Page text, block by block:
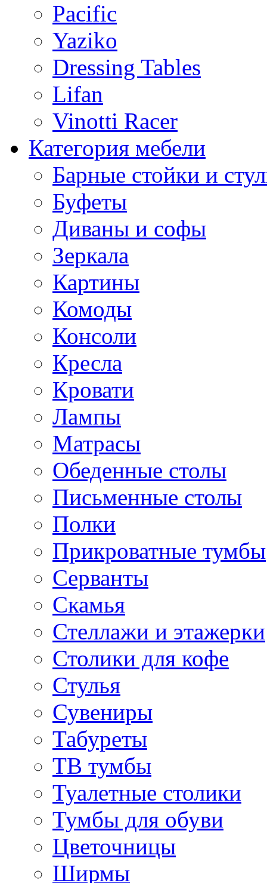
Pacific
Yaziko
Dressing Tables
Lifan
Vinotti Racer
Категория мебели
Барные стойки и
Буфеты
Диваны и софы
Зеркала
Картины
Комоды
Консоли
Кресла
Кровати
Лампы
Матрасы
Обеденные столы
Письменные столы
Полки
Прикроватные тумбы
Серванты
Скамья
Стеллажи и этажерки
Столики для кофе
Стулья
Сувениры
Табуреты
ТВ тумбы
Туалетные столики
Тумбы для обуви
Цветочницы
Ширмы